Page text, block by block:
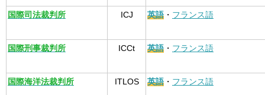
国際司法裁判所 ICJ 英語 ・ フランス語
国際刑事裁判所 ICCt 英語 ・ フランス語
国際海洋法裁判所 ITLOS 英語 ・ フランス語